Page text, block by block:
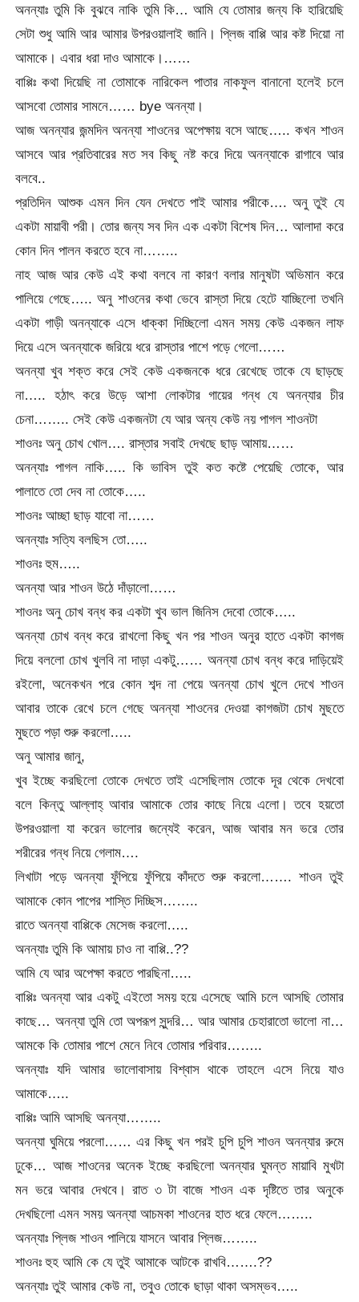
অনন্যাঃ তুমি কি বুঝবে নাকি তুমি কি… আমি যে তোমার জন্য কি হারিয়েছি
সেটা শুধু আমি আর আমার উপরওয়ালাই জানি। প্লিজ বাপ্পি আর কষ্ট দিয়ো না
আমাকে। এবার ধরা দাও আমাকে।……
বাপ্পিঃ কথা দিয়েছি না তোমাকে নারিকেল পাতার নাকফুল বানানো হলেই চলে
আসবো তোমার সামনে…… bye অনন্যা।
আজ অনন্যার জন্মদিন অনন্যা শাওনের অপেক্ষায় বসে আছে….. কখন শাওন
আসবে আর প্রতিবারের মত সব কিছু নষ্ট করে দিয়ে অনন্যাকে রাগাবে আর
বলবে..
প্রতিদিন আশুক এমন দিন যেন দেখতে পাই আমার পরীকে…. অনু তুই যে
একটা মায়াবী পরী। তোর জন্য সব দিন এক একটা বিশেষ দিন… আলাদা করে
কোন দিন পালন করতে হবে না……..
নাহ আজ আর কেউ এই কথা বলবে না কারণ বলার মানুষটা অভিমান করে
পালিয়ে গেছে….. অনু শাওনের কথা ভেবে রাস্তা দিয়ে হেটে যাচ্ছিলো তখনি
একটা গাড়ী অনন্যাকে এসে ধাক্কা দিচ্ছিলো এমন সময় কেউ একজন লাফ
দিয়ে এসে অনন্যাকে জরিয়ে ধরে রাস্তার পাশে পড়ে গেলো……
অনন্যা খুব শক্ত করে সেই কেউ একজনকে ধরে রেখেছে তাকে যে ছাড়ছে
না….. হঠাৎ করে উড়ে আশা লোকটার গায়ের গন্ধ যে অনন্যার চীর
চেনা…….. সেই কেউ একজনটা যে আর অন্য কেউ নয় পাগল শাওনটা
শাওনঃ অনু চোখ খোল…. রাস্তার সবাই দেখছে ছাড় আমায়……
অনন্যাঃ পাগল নাকি….. কি ভাবিস তুই কত কষ্টে পেয়েছি তোকে, আর
পালাতে তো দেব না তোকে…..
শাওনঃ আচ্ছা ছাড় যাবো না……
অনন্যাঃ সত্যি বলছিস তো…..
শাওনঃ হুম…..
অনন্যা আর শাওন উঠে দাঁড়ালো……
শাওনঃ অনু চোখ বন্ধ কর একটা খুব ভাল জিনিস দেবো তোকে…..
অনন্যা চোখ বন্ধ করে রাখলো কিছু খন পর শাওন অনুর হাতে একটা কাগজ
দিয়ে বললো চোখ খুলবি না দাড়া একটু…… অনন্যা চোখ বন্ধ করে দাড়িয়েই
রইলো, অনেকখন পরে কোন শব্দ না পেয়ে অনন্যা চোখ খুলে দেখে শাওন
আবার তাকে রেখে চলে গেছে অনন্যা শাওনের দেওয়া কাগজটা চোখ মুছতে
মুছতে পড়া শুরু করলো…..
অনু আমার জানু,
খুব ইচ্ছে করছিলো তোকে দেখতে তাই এসেছিলাম তোকে দূর থেকে দেখবো
বলে কিন্তু আল্লাহ্‌ আবার আমাকে তোর কাছে নিয়ে এলো। তবে হয়তো
উপরওয়ালা যা করেন ভালোর জন্যেই করেন, আজ আবার মন ভরে তোর
শরীরের গন্ধ নিয়ে গেলাম….
লিখাটা পড়ে অনন্যা ফুঁপিয়ে ফুঁপিয়ে কাঁদতে শুরু করলো……. শাওন তুই
আমাকে কোন পাপের শাস্তি দিচ্ছিস……..
রাতে অনন্যা বাপ্পিকে মেসেজ করলো…..
অনন্যাঃ তুমি কি আমায় চাও না বাপ্পি..??
আমি যে আর অপেক্ষা করতে পারছিনা…..
বাপ্পিঃ অনন্যা আর একটু এইতো সময় হয়ে এসেছে আমি চলে আসছি তোমার
কাছে… অনন্যা তুমি তো অপরূপ সুন্দরি… আর আমার চেহারাতো ভালো না…
আমকে কি তোমার পাশে মেনে নিবে তোমার পরিবার……..
অনন্যাঃ যদি আমার ভালোবাসায় বিশ্বাস থাকে তাহলে এসে নিয়ে যাও
আমাকে…..
বাপ্পিঃ আমি আসছি অনন্যা……..
অনন্যা ঘুমিয়ে পরলো…… এর কিছু খন পরই চুপি চুপি শাওন অনন্যার রুমে
ঢুকে… আজ শাওনের অনেক ইচ্ছে করছিলো অনন্যার ঘুমন্ত মায়াবি মুখটা
মন ভরে আবার দেখবে। রাত ৩ টা বাজে শাওন এক দৃষ্টিতে তার অনুকে
দেখছিলো এমন সময় অনন্যা আচমকা শাওনের হাত ধরে ফেলে……..
অনন্যাঃ প্লিজ শাওন পালিয়ে যাসনে আবার প্লিজ……..
শাওনঃ হুহ আমি কে যে তুই আমাকে আটকে রাখবি…….??
অনন্যাঃ তুই আমার কেউ না, তবুও তোকে ছাড়া থাকা অসম্ভব…..